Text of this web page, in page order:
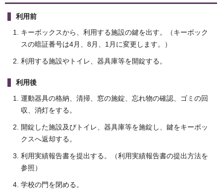
利用前
キーボックスから、利用する施設の鍵を出す。（キーボック
スの暗証番号は4月、8月、1月に変更します。）
利用する施設やトイレ、器具庫等を開錠する。
利用後
運動器具の格納、清掃、窓の施錠、忘れ物の確認、ゴミの回
収、消灯をする。
開錠した施設及びトイレ、器具庫等を施錠し、鍵をキーボッ
クスへ返却する。
利用実績報告書を提出する。（利用実績報告書の提出方法を
参照）
学校の門を閉める。